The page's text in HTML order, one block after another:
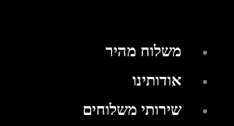
משלוח מהיר
אודותינו
שירותי משלוחים